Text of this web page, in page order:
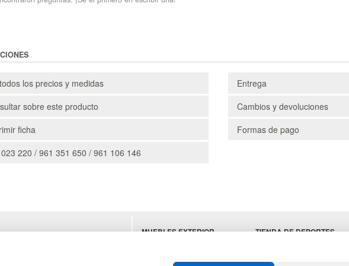
los precios y medidas
sobre este producto
ficha
220 / 961 351 650 / 961 106 146
Entrega
Cambios y devoluciones
Formas de pago
MUEBLES EXTERIOR
TIENDA DE DEPORTES